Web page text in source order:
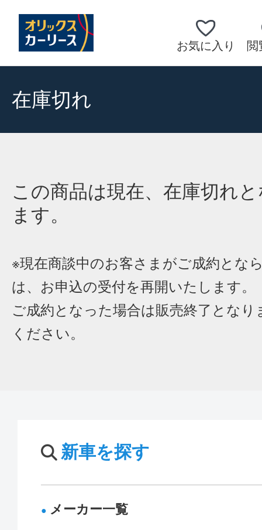
お気に入り 閲
在庫切れ
この商品は現在、在庫切れ
ます。
※現在商談中のお客さまがご成約とな
は、お申込の受付を再開いたします。
ご成約となった場合は販売終了となり
ください。
新車を探す
メーカー一覧